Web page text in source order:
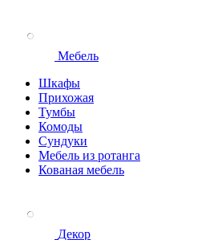
Мебель
Шкафы
Прихожая
Тумбы
Комоды
Сундуки
Мебель из ротанга
Кованая мебель
Декор